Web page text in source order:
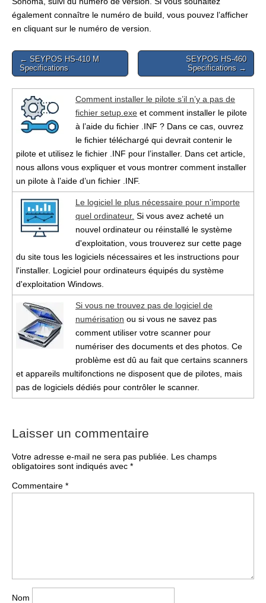
également connaître le numéro de build, vous pouvez l’afficher
en cliquant sur le numéro de version.
Post
navigation
← SEYPOS HS-410 M
Specifications
SEYPOS HS-460
Specifications →
Comment installer le pilote s’il n’y a pas de
fichier setup.exe et comment installer le pilote
à l’aide du fichier .INF ? Dans ce cas, ouvrez
le fichier téléchargé qui devrait contenir le
pilote et utilisez le fichier .INF pour l’installer. Dans cet article,
nous allons vous expliquer et vous montrer comment installer
un pilote à l’aide d’un fichier .INF.
Le logiciel le plus nécessaire pour n'importe
quel ordinateur. Si vous avez acheté un
nouvel ordinateur ou réinstallé le système
d'exploitation, vous trouverez sur cette page
du site tous les logiciels nécessaires et les instructions pour
l'installer. Logiciel pour ordinateurs équipés du système
d'exploitation Windows.
Si vous ne trouvez pas de logiciel de
numérisation ou si vous ne savez pas
comment utiliser votre scanner pour
numériser des documents et des photos. Ce
problème est dû au fait que certains scanners
et appareils multifonctions ne disposent que de pilotes, mais
pas de logiciels dédiés pour contrôler le scanner.
Laisser un commentaire
Votre adresse e-mail ne sera pas publiée. Les champs
obligatoires sont indiqués avec *
Commentaire *
Nom